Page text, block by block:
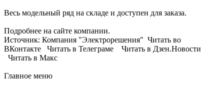
Весь модельный ряд на складе и доступен для заказа.
Подробнее на сайте компании.
Источник: Компания "Электрорешения" Читать во
ВКонтакте Читать в Телеграме Читать в Дзен.Новости
Читать в Макс
Главное меню